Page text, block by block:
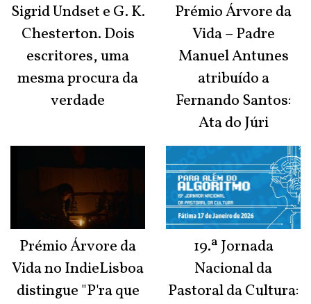
Sigrid Undset e G. K.
Chesterton. Dois
escritores, uma
mesma procura da
verdade
Prémio Árvore da
Vida no IndieLisboa
distingue "P'ra que
Prémio Árvore da
Vida – Padre
Manuel Antunes
atribuído a
Fernando Santos:
Ata do Júri
19.ª Jornada
Nacional da
Pastoral da Cultura: